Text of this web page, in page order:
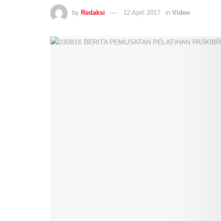
by Redaksi 12 April 2017 in Video